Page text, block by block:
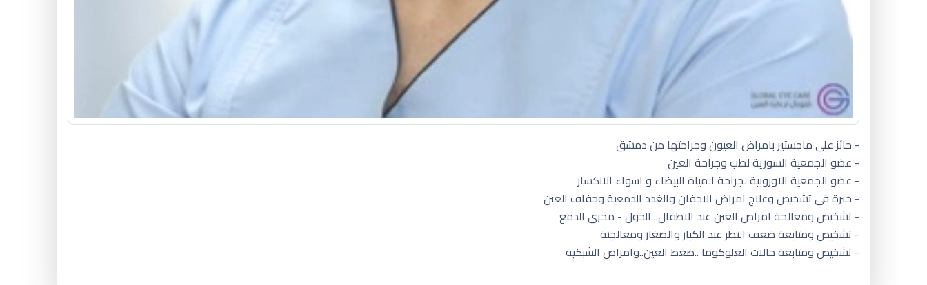
- حائز على ماجستير بامراض العيون وجراحتها من دمشق
- عضو الجمعية السورية لطب وجراحة العين
- عضو الجمعية الاوروبية لجراحة المياة البيضاء و اسواء الانكسار
- خبرة في تشخيص وعلاج امراض الاجفان والغدد الدمعية وجفاف العين
- تشخيص ومعالجة امراض العين عند الاطفال.. الحول - مجرى الدمع
- تشخيص ومتابعة ضعف النظر عند الكبار والصغار ومعالجتة
- تشخيص ومتابعة حالات الغلوكوما ..ضغط العين..وامراض الشبكية